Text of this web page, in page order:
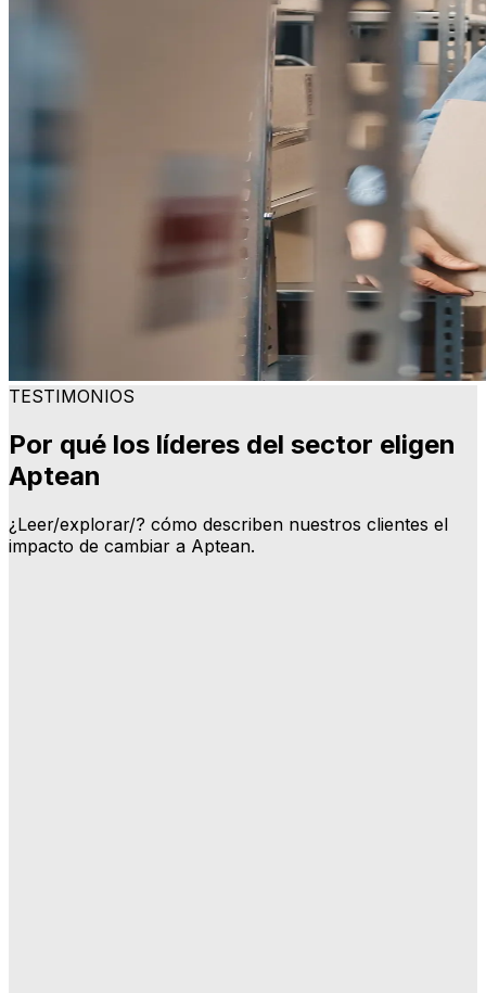
TESTIMONIOS
Por qué los líderes del sector eligen
Aptean
¿Leer/explorar/? cómo describen nuestros clientes el
impacto de cambiar a Aptean.